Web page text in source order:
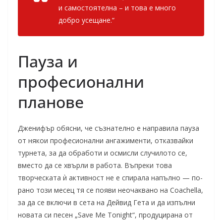
и самостоятелна – и това е много
добро усещане.“
Пауза и
професионални
планове
Дженифър обясни, че съзнателно е направила пауза
от някои професионални ангажименти, отказвайки
турнета, за да обработи и осмисли случилото се,
вместо да се хвърли в работа. Въпреки това
творческата ѝ активност не е спирала напълно — по-
рано този месец тя се появи неочаквано на Coachella,
за да се включи в сета на Дейвид Гета и да изпълни
новата си песен „Save Me Tonight“, продуцирана от